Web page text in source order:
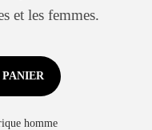
et les femmes.
homme